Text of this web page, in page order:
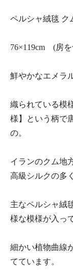
ペルシャ絨毯
76×119cm (房を
鮮やかなエメラ
織られている模
様】という柄で
の。
イランのクム地
高級シルクの多
主なペルシャ絨
様な模様が入っ
細かい植物曲線
てています。